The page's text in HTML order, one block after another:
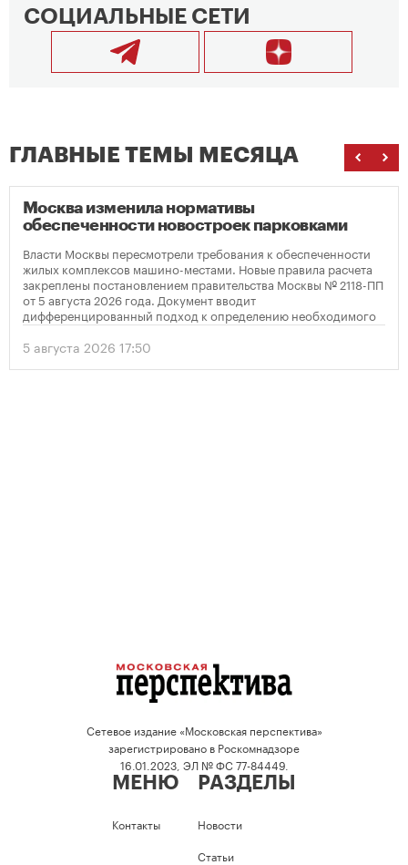
СОЦИАЛЬНЫЕ СЕТИ
ГЛАВНЫЕ ТЕМЫ МЕСЯЦА
Москва изменила нормативы
обеспеченности новостроек парковками
Власти Москвы пересмотрели требования к обеспеченности
жилых комплексов машино-местами. Новые правила расчета
закреплены постановлением правительства Москвы № 2118-ПП
от 5 августа 2026 года. Документ вводит
дифференцированный подход к определению необходимого
количества парковок в зависимости от площади квартир и
устанавливает переходный период для уже согласованных
проектов.
5 августа 2026 17:50
Сетевое издание «Московская перспектива»
зарегистрировано в Роскомнадзоре
16.01.2023, ЭЛ № ФС 77-84449.
МЕНЮ
Контакты
РАЗДЕЛЫ
Новости
Статьи